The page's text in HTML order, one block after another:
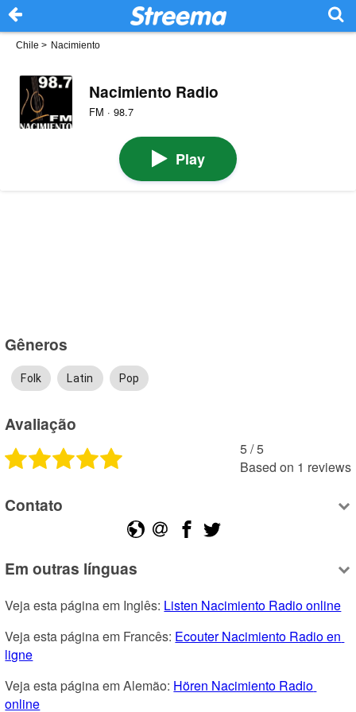
Chile > Nacimiento
Nacimiento Radio
FM · 98.7
Play
Gêneros
Folk Latin Pop
Avaliação
5 /5
Based on 1 reviews
Contato
Em outras línguas
Veja esta página em Inglês: Listen Nacimiento Radio online
Veja esta página em Francês: Ecouter Nacimiento Radio en
ligne
Veja esta página em Alemão: Hören Nacimiento Radio
online